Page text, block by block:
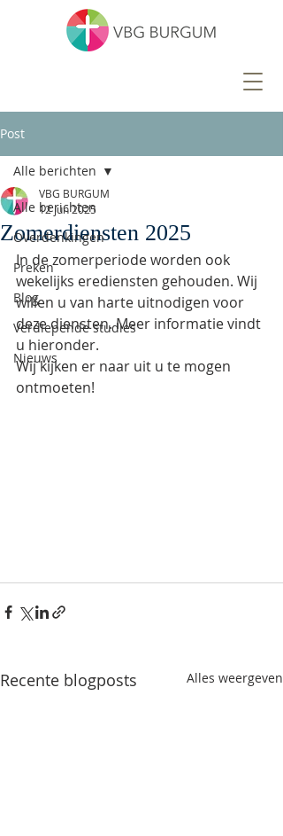
Post
Alle berichten
Overdenkingen
Preken
Blog
Verdiepende studies
Nieuws
Alle berichten
Zomerdiensten 2025
VBG BURGUM
12 jun 2025
In de zomerperiode worden ook
wekelijks erediensten gehouden. Wij
willen u van harte uitnodigen voor
deze diensten. Meer informatie vindt
u hieronder.
Wij kijken er naar uit u te mogen
ontmoeten!
Recente blogposts Alles weergeven